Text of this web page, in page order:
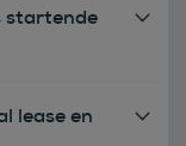
startende
lease en